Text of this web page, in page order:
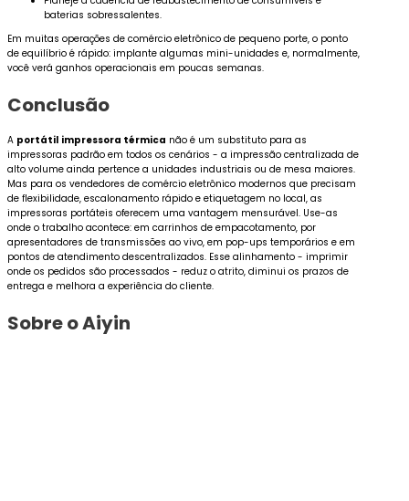
baterias sobressalentes.
Em muitas operações de comércio eletrônico de pequeno porte, o ponto
de equilíbrio é rápido: implante algumas mini-unidades e, normalmente,
você verá ganhos operacionais em poucas semanas.
Conclusão
A portátil impressora térmica não é um substituto para as
impressoras padrão em todos os cenários - a impressão centralizada de
alto volume ainda pertence a unidades industriais ou de mesa maiores.
Mas para os vendedores de comércio eletrônico modernos que precisam
de flexibilidade, escalonamento rápido e etiquetagem no local, as
impressoras portáteis oferecem uma vantagem mensurável. Use-as
onde o trabalho acontece: em carrinhos de empacotamento, por
apresentadores de transmissões ao vivo, em pop-ups temporários e em
pontos de atendimento descentralizados. Esse alinhamento - imprimir
onde os pedidos são processados - reduz o atrito, diminui os prazos de
entrega e melhora a experiência do cliente.
Sobre o Aiyin